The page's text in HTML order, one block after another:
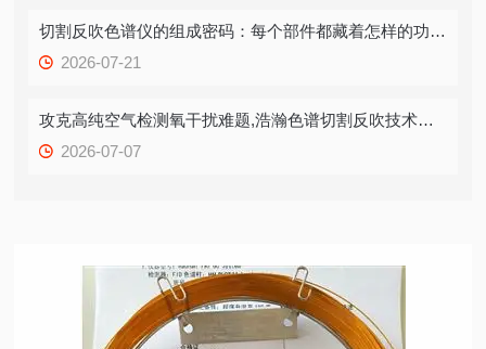
切割反吹色谱仪的组成密码：每个部件都藏着怎样的功能逻辑？
2026-07-21
攻克高纯空气检测氧干扰难题,浩瀚色谱切割反吹技术打造精准质控方案
2026-07-07